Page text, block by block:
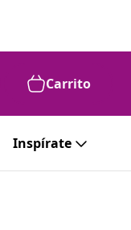
Carrito
Inspírate